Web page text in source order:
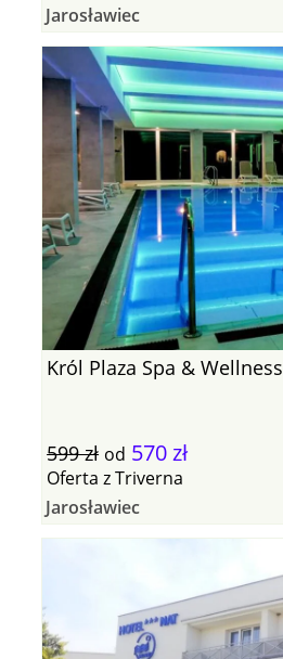
Jarosławiec
Król Plaza Spa & Wellness
599 zł od 570 zł
Oferta zTriverna
Jarosławiec